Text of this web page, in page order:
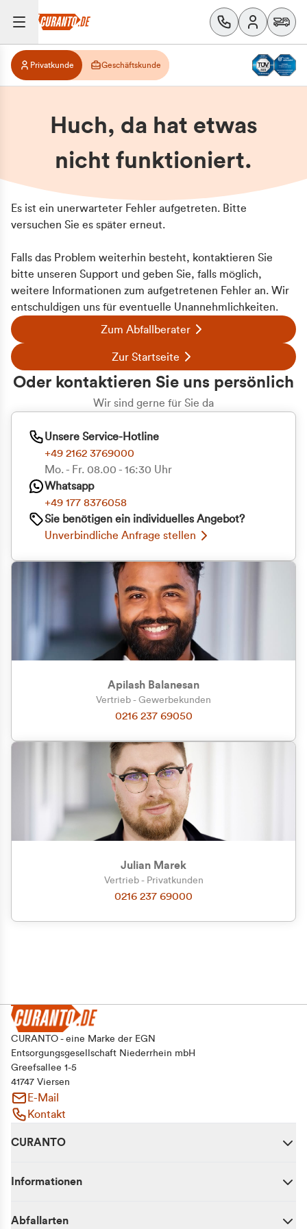
Zu welcher Kundengruppe
gehören Sie?
Privatkunde (inkl. MwSt.)
Geschäftskunde (exkl. MwSt.)
Privatkunde Geschäftskunde
Huch, da hat etwas
nicht funktioniert.
Es ist ein unerwarteter Fehler aufgetreten. Bitte
versuchen Sie es später erneut.
Falls das Problem weiterhin besteht, kontaktieren Sie
bitte unseren Support und geben Sie, falls möglich,
weitere Informationen zum aufgetretenen Fehler an. Wir
entschuldigen uns für eventuelle Unannehmlichkeiten.
Zum Abfallberater
Zur Startseite
Oder kontaktieren Sie uns persönlich
Wir sind gerne für Sie da
Unsere Service-Hotline
+49 2162 3769000
Mo. - Fr. 08.00 - 16:30 Uhr
Whatsapp
+49 177 8376058
Sie benötigen ein individuelles Angebot?
Unverbindliche Anfrage stellen
Apilash Balanesan
Vertrieb - Gewerbekunden
0216 237 69050
Julian Marek
Vertrieb - Privatkunden
0216 237 69000
CURANTO - eine Marke der EGN
Entsorgungsgesellschaft Niederrhein mbH
Greefsallee 1-5
41747 Viersen
E-Mail
Kontakt
CURANTO
Informationen
Abfallarten